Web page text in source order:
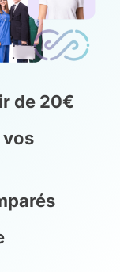
de 20€
vos